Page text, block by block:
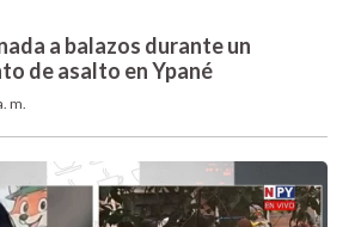
a balazos durante un
de asalto en Ypané
m.